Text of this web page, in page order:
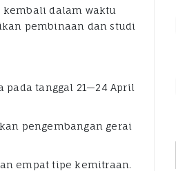
kembali dalam waktu
pembinaan dan studi
tanggal 21—24 April
pengembangan gerai
empat tipe kemitraan.